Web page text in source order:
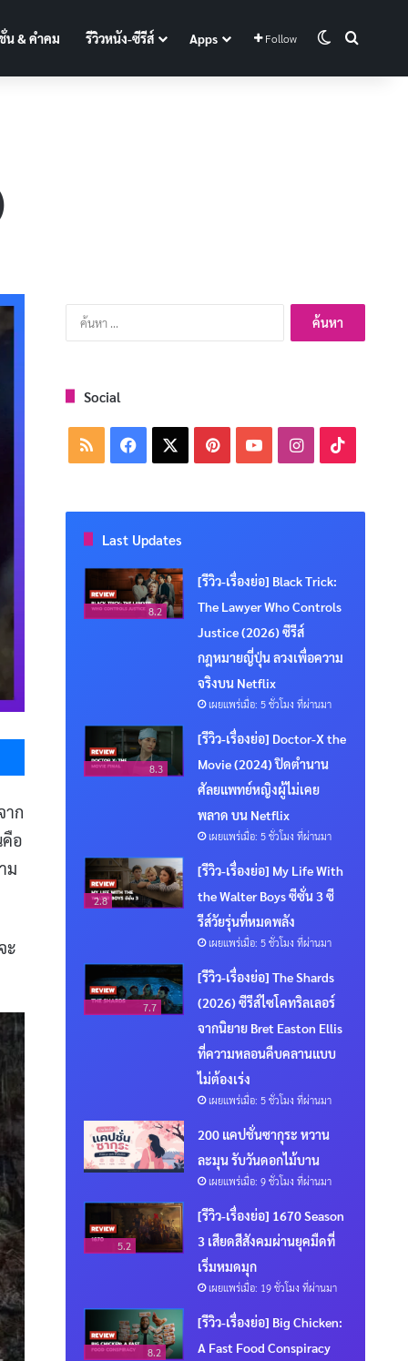
น & คำคม รีวิวหนัง-ซีรีส์ Apps Follow Switch skin
Messenger
าก
คือ
ม
ะ
ค้นหา
สำหรับ:
Social
RSS Facebook PinterestYouTubeInstagram
Last Updates
8.2
[รีวิว-เรื่องย่อ] Black Trick:
The Lawyer Who Controls
Justice (2026) ซีรีส์
กฎหมายญี่ปุ่น ลวงเพื่อความ
จริงบน Netflix
เผยแพร่เมื่อ: 5 ชั่วโมง ที่ผ่านมา
8.3
[รีวิว-เรื่องย่อ] Doctor-X the
Movie (2024) ปิดตำนาน
ศัลยแพทย์หญิงผู้ไม่เคย
พลาด บน Netflix
เผยแพร่เมื่อ: 5 ชั่วโมง ที่ผ่านมา
2.8
[รีวิว-เรื่องย่อ] My Life With
the Walter Boys ซีซั่น 3 ซี
รีส์วัยรุ่นที่หมดพลัง
เผยแพร่เมื่อ: 5 ชั่วโมง ที่ผ่านมา
7.7
[รีวิว-เรื่องย่อ] The Shards
(2026) ซีรีส์ไซโคทริลเลอร์
จากนิยาย Bret Easton Ellis
ที่ความหลอนคืบคลานแบบ
ไม่ต้องเร่ง
เผยแพร่เมื่อ: 5 ชั่วโมง ที่ผ่านมา
200 แคปชั่นซากุระ หวาน
ละมุน รับวันดอกไม้บาน
เผยแพร่เมื่อ: 9 ชั่วโมง ที่ผ่านมา
5.2
[รีวิว-เรื่องย่อ] 1670 Season
3 เสียดสีสังคมผ่านยุคมืดที่
เริ่มหมดมุก
เผยแพร่เมื่อ: 19 ชั่วโมง ที่ผ่านมา
8.2
[รีวิว-เรื่องย่อ] Big Chicken:
A Fast Food Conspiracy